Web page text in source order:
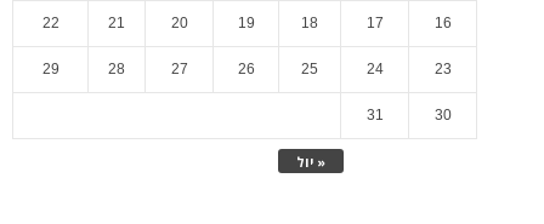
« יול
16
17
18
19
20
21
22
23
24
25
26
27
28
29
30
31